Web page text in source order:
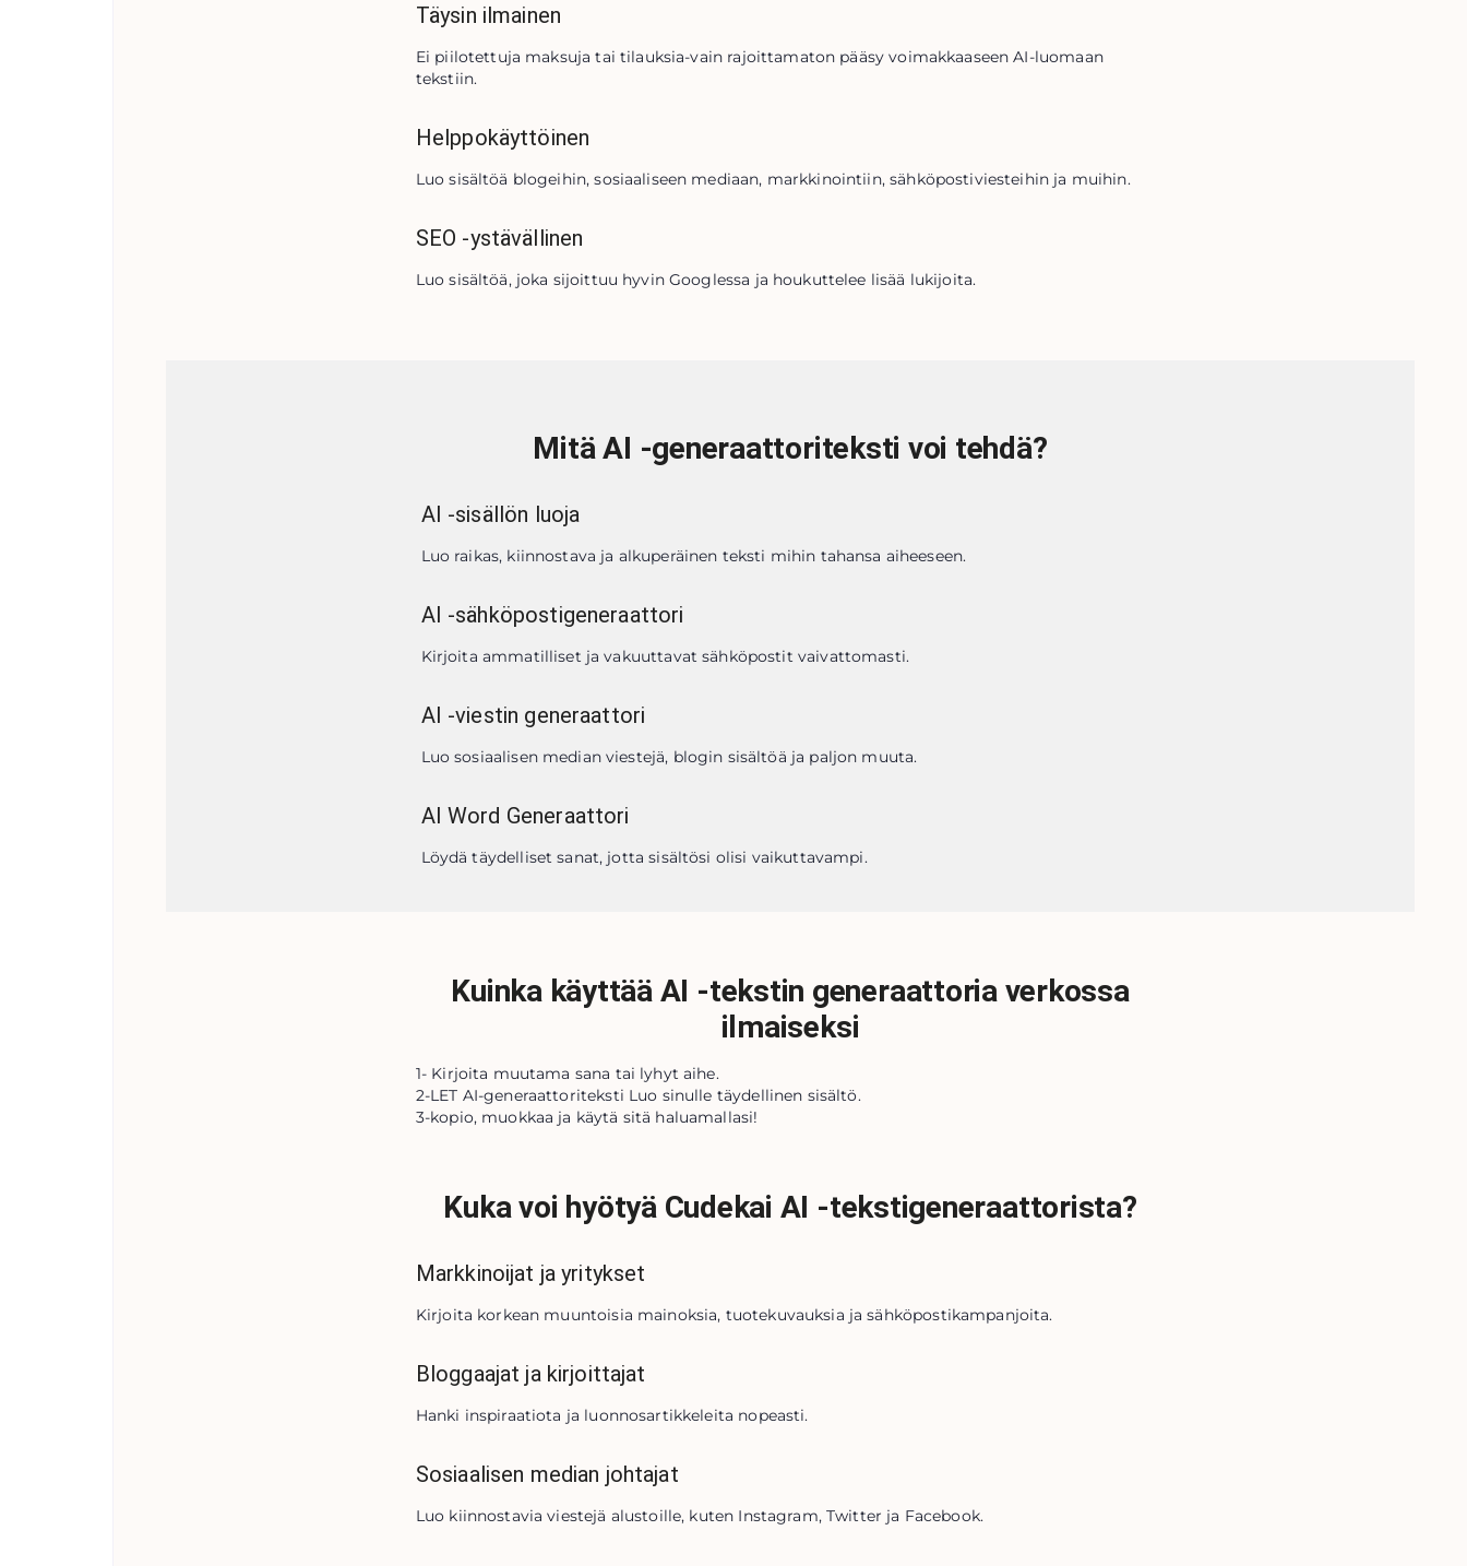
Täysin ilmainen
Ei piilotettuja maksuja tai tilauksia-vain rajoittamaton pääsy voimakkaaseen AI-luomaan
tekstiin.
Helppokäyttöinen
Luo sisältöä blogeihin, sosiaaliseen mediaan, markkinointiin, sähköpostiviesteihin ja muihin.
SEO -ystävällinen
Luo sisältöä, joka sijoittuu hyvin Googlessa ja houkuttelee lisää lukijoita.
Mitä AI -generaattoriteksti voi tehdä?
AI -sisällön luoja
Luo raikas, kiinnostava ja alkuperäinen teksti mihin tahansa aiheeseen.
AI -sähköpostigeneraattori
Kirjoita ammatilliset ja vakuuttavat sähköpostit vaivattomasti.
AI -viestin generaattori
Luo sosiaalisen median viestejä, blogin sisältöä ja paljon muuta.
AI Word Generaattori
Löydä täydelliset sanat, jotta sisältösi olisi vaikuttavampi.
Kuinka käyttää AI -tekstin generaattoria verkossa
ilmaiseksi
1- Kirjoita muutama sana tai lyhyt aihe.
2-LET AI-generaattoriteksti Luo sinulle täydellinen sisältö.
3-kopio, muokkaa ja käytä sitä haluamallasi!
Kuka voi hyötyä Cudekai AI -tekstigeneraattorista?
Markkinoijat ja yritykset
Kirjoita korkean muuntoisia mainoksia, tuotekuvauksia ja sähköpostikampanjoita.
Bloggaajat ja kirjoittajat
Hanki inspiraatiota ja luonnosartikkeleita nopeasti.
Sosiaalisen median johtajat
Luo kiinnostavia viestejä alustoille, kuten Instagram, Twitter ja Facebook.